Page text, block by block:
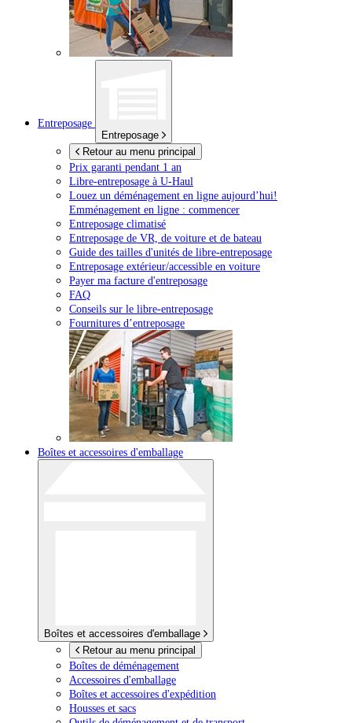
Entreposage
Entreposage
Retour au menu principal
Prix garanti pendant 1 an
Libre-entreposage à U-Haul
Louez un déménagement en ligne aujourd’hui!
Emménagement en ligne : commencer
Entreposage climatisé
Entreposage de VR, de voiture et de bateau
Guide des tailles d'unités de libre-entreposage
Entreposage extérieur/accessible en voiture
Payer ma facture d'entreposage
FAQ
Conseils sur le libre-entreposage
Fournitures d’entreposage
Boîtes et accessoires d'emballage
Boîtes et accessoires d'emballage
Retour au menu principal
Boîtes de déménagement
Accessoires d'emballage
Boîtes et accessoires d'expédition
Housses et sacs